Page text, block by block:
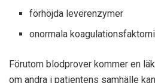
förhöjda leverenzymer
onormala
Förutom blodprover kommer en
om andra i patientens samhälle